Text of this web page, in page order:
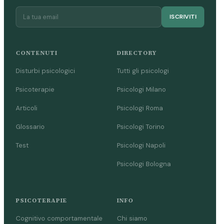
ISCRIVITI
CONTENUTI
Disturbi psicologici
Psicoterapie
Articoli
Glossario
Test
DIRECTORY
Tutti gli psicologi
Psicologi Milano
Psicologi Roma
Psicologi Torino
Psicologi Napoli
Psicologi Bologna
PSICOTERAPIE
Cognitivo comportamentale
INFO
Chi siamo